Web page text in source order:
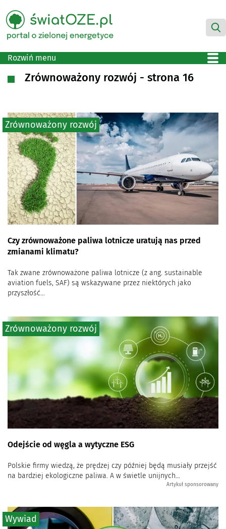
Rozwiń menu
Zrównoważony rozwój - strona 16
Czy zrównoważone paliwa lotnicze uratują nas przed
zmianami klimatu?
Tak zwane zrównoważone paliwa lotnicze (z ang. sustainable
aviation fuels, SAF) są wskazywane przez niektórych jako
przyszłość...
Zrównoważony rozwój
Odejście od węgla a wytyczne ESG
Polskie firmy wiedzą, że prędzej czy później będą musiały przejść
na bardziej ekologiczne paliwa. A w świetle unijnych...
Zrównoważony rozwój
Artykuł sponsorowany
Wywiad